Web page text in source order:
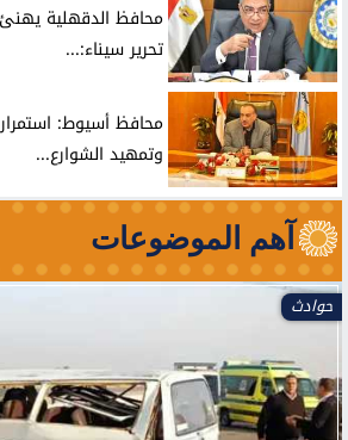
محافظ الدقهلية
تحرير سيناء:...
محافظ أسيوط:
وتمهيد الشوارع...
آهم الموضوعات
حوادث